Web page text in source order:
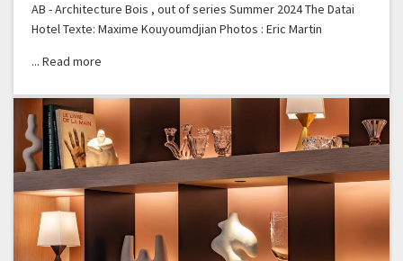
AB - Architecture Bois , out of series Summer 2024 The Datai
Hotel Texte: Maxime Kouyoumdjian Photos : Eric Martin